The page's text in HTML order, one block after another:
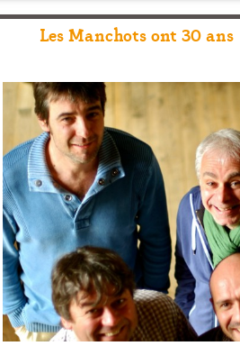
Les Manchots ont 30 ans